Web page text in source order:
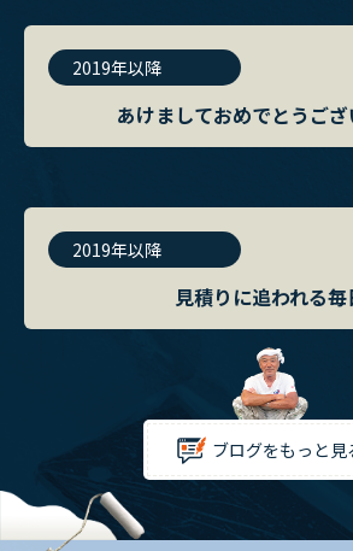
2019年以降
あけましておめでとうござ
2019年以降
見積りに追われる毎
ブログをもっと見